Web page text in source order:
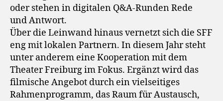
oder stehen in digitalen Q&A-Runden Rede
und Antwort.
Über die Leinwand hinaus vernetzt sich die SFF
eng mit lokalen Partnern. In diesem Jahr steht
unter anderem eine Kooperation mit dem
Theater Freiburg im Fokus. Ergänzt wird das
filmische Angebot durch ein vielseitiges
Rahmenprogramm, das Raum für Austausch,